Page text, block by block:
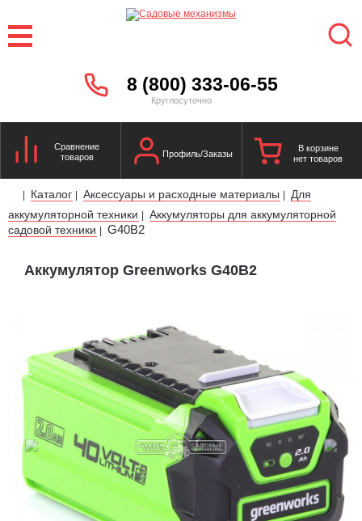
8 (800) 333-06-55
Круглосуточно
Сравнение
товаров
Профиль/Заказы
В корзине
нет товаров
| Каталог | Аксессуары и расходные материалы |
Для
аккумуляторной техники | Аккумуляторы для аккумуляторной
садовой техники | G40B2
Аккумулятор Greenworks G40B2